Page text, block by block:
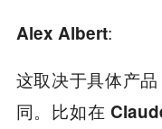
Alex Albert:
这取决于具体产
同。比如在